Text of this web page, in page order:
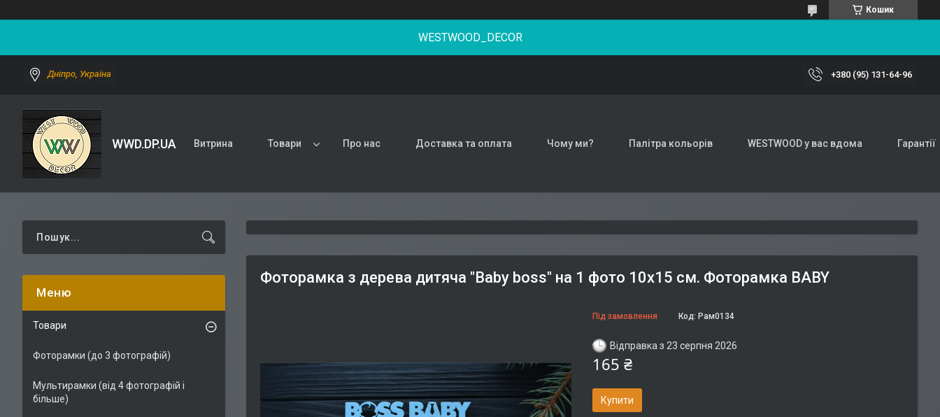
Кошик
WESTWOOD_DECOR
Дніпро, Україна +380 (95) 131-64-96
WWD.DP.UA Витрина Товари Про нас Доставка та оплата Чому ми? Палітра кольорів WESTWOOD у вас вдома Гарантії
Фоторамка з дерева дитяча "Baby boss" на 1 фото 10х15 см. Фоторамка BABY
Під замовлення Код: Рам0134
Відправка з 23 серпня 2026
165 ₴
Купити
Товари
Фоторамки (до 3 фотографій)
Мультирамки (від 4 фотографій і
більше)